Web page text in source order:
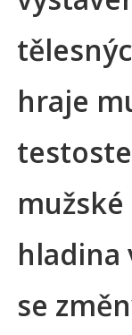
hraje
hladina
se